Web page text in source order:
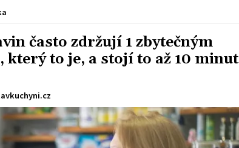
často zdržují 1 zbytečným
který to je, a stojí to až 10 minut